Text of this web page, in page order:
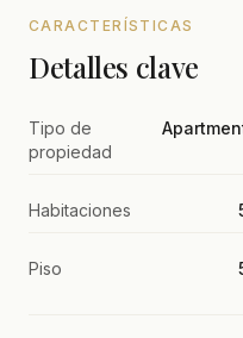
CARACTERÍSTICAS
Detalles clave
Tipo de
propiedad
Habitaciones
Piso